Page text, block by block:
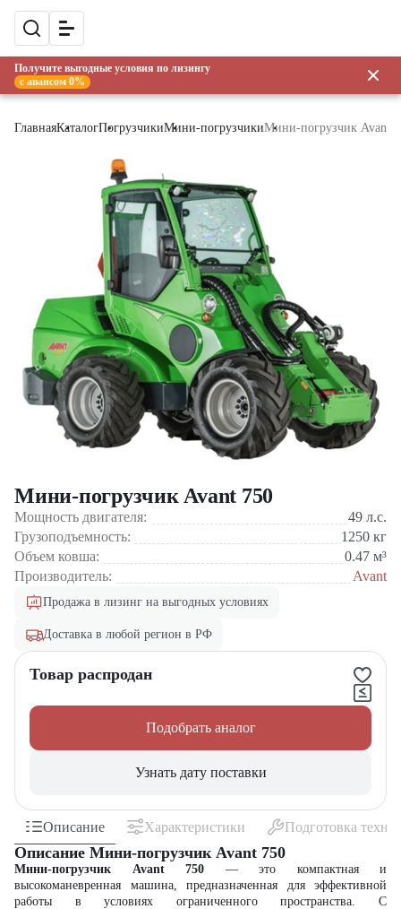
Получите выгодные условия по лизингу
с авансом 0%
ГлавнаяКаталогПогрузчикиМини-погрузчикиМини-погрузчик Avant
Мини-погрузчик Avant 750
Мощность двигателя: 49 л.с.
Грузоподъемность:
1250 кг
Объем ковша:
0.47 м³
Производитель:
Avant
Продажа в лизинг на выгодных условиях
Доставка в любой регион в РФ
Товар распродан
Подобрать аналог
Узнать дату поставки
Описание Характеристики Подготовка
Описание Мини-погрузчик Avant 750
Мини-погрузчик Avant 750 — это компактная и
высокоманевренная машина, предназначенная для эффективной
работы в условиях ограниченного пространства. С